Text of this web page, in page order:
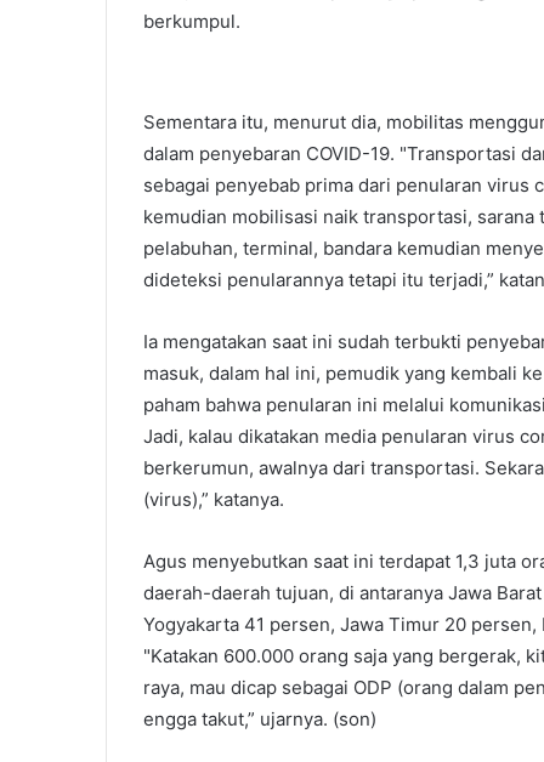
berkumpul.
Sementara itu, menurut dia, mobilitas
dalam penyebaran COVID-19. "Transportasi
sebagai penyebab prima dari penularan virus
kemudian mobilisasi naik transportasi,
pelabuhan, terminal, bandara kemudian
dideteksi penularannya tetapi itu terjadi,”
Ia mengatakan saat ini sudah terbukti
masuk, dalam hal ini, pemudik yang kembali
paham bahwa penularan ini melalui
Jadi, kalau dikatakan media penularan virus
berkerumun, awalnya dari transportasi.
(virus),” katanya.
Agus menyebutkan saat ini terdapat 1,3 juta
daerah-daerah tujuan, di antaranya Jawa
Yogyakarta 41 persen, Jawa Timur 20
"Katakan 600.000 orang saja yang bergerak,
raya, mau dicap sebagai ODP (orang dalam
engga takut,” ujarnya. (son)